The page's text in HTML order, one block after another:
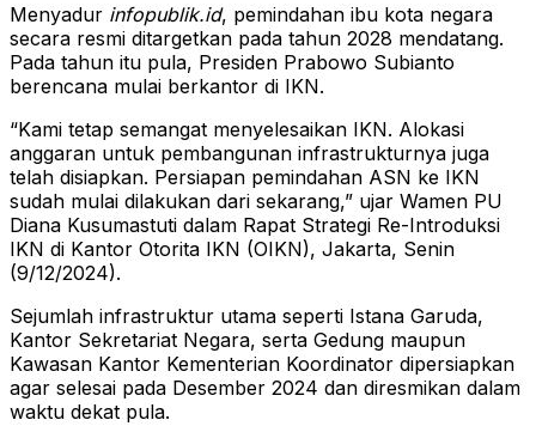
Menyadur infopublik.id, pemindahan ibu kota negara
secara resmi ditargetkan pada tahun 2028 mendatang.
Pada tahun itu pula, Presiden Prabowo Subianto
berencana mulai berkantor di IKN.
“Kami tetap semangat menyelesaikan IKN. Alokasi
anggaran untuk pembangunan infrastrukturnya juga
telah disiapkan. Persiapan pemindahan ASN ke IKN
sudah mulai dilakukan dari sekarang,” ujar Wamen PU
Diana Kusumastuti dalam Rapat Strategi Re-Introduksi
IKN di Kantor Otorita IKN (OIKN), Jakarta, Senin
(9/12/2024).
Sejumlah infrastruktur utama seperti Istana Garuda,
Kantor Sekretariat Negara, serta Gedung maupun
Kawasan Kantor Kementerian Koordinator dipersiapkan
agar selesai pada Desember 2024 dan diresmikan dalam
waktu dekat pula.